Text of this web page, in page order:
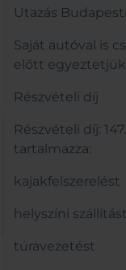
Utazás
Saját autóval is
előtt
Részvételi díj
Részvételi díj:
tartalmazza:
kajakfelszerelést
helyszíni szállítást
túravezetést